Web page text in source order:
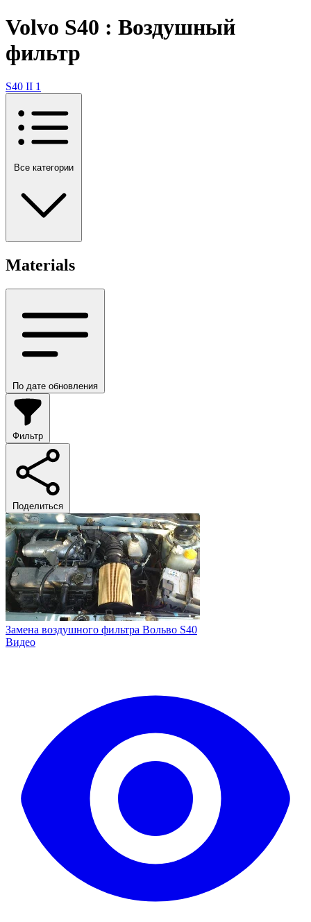
Volvo S40 : Воздушный
фильтр
S40 II 1
Все категории
Materials
По дате обновления
Фильтр
Поделиться
Замена воздушного фильтра Вольво S40
Видео